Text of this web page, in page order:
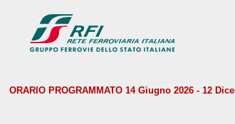
ORARIO PROGRAMMATO 14 Giugno 2026 - 12